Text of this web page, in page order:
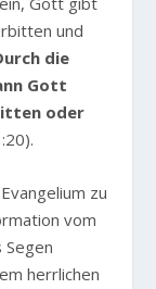
und
die
Gott
oder
zu
vom
herrlichen